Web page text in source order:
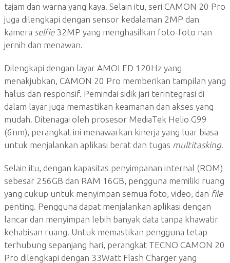
tajam dan warna yang kaya. Selain itu, seri CAMON 20 Pro
juga dilengkapi dengan sensor kedalaman 2MP dan
kamera selfie 32MP yang menghasilkan foto-foto nan
jernih dan menawan.
Dilengkapi dengan layar AMOLED 120Hz yang
menakjubkan, CAMON 20 Pro memberikan tampilan yang
halus dan responsif. Pemindai sidik jari terintegrasi di
dalam layar juga memastikan keamanan dan akses yang
mudah. Ditenagai oleh prosesor MediaTek Helio G99
(6nm), perangkat ini menawarkan kinerja yang luar biasa
untuk menjalankan aplikasi berat dan tugas multitasking.
Selain itu, dengan kapasitas penyimpanan internal (ROM)
sebesar 256GB dan RAM 16GB, pengguna memiliki ruang
yang cukup untuk menyimpan semua foto, video, dan file
penting. Pengguna dapat menjalankan aplikasi dengan
lancar dan menyimpan lebih banyak data tanpa khawatir
kehabisan ruang. Untuk memastikan pengguna tetap
terhubung sepanjang hari, perangkat TECNO CAMON 20
Pro dilengkapi dengan 33Watt Flash Charger yang